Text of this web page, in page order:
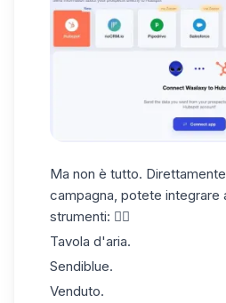
Ma non è tutto.
campagna, potete integrare
strumenti: 👇🏼
Tavola d'aria.
Sendiblue.
Venduto.